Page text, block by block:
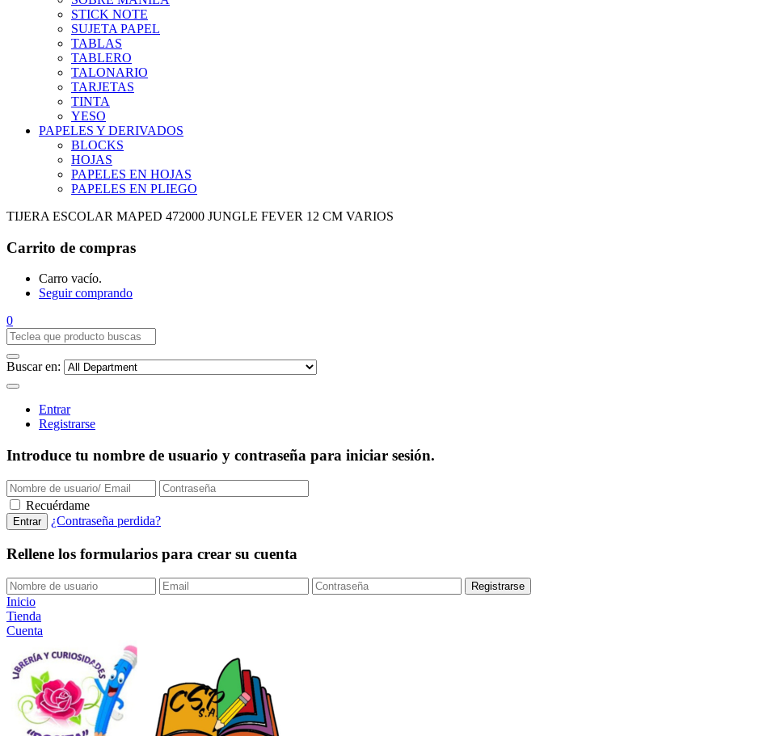
STICK NOTE
SUJETA PAPEL
TABLAS
TABLERO
TALONARIO
TARJETAS
TINTA
YESO
PAPELES Y DERIVADOS
BLOCKS
HOJAS
PAPELES EN HOJAS
PAPELES EN PLIEGO
TIJERA ESCOLAR MAPED 472000 JUNGLE FEVER 12 CM VARIOS
Carrito de compras
Carro vacío.
Seguir comprando
0
Buscar en:
Entrar
Registrarse
Introduce tu nombre de usuario y contraseña para iniciar sesión.
Recuérdame
¿Contraseña perdida?
Rellene los formularios para crear su cuenta
Inicio
Tienda
Cuenta